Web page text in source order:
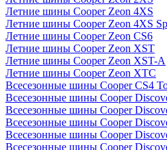
Летние шины Cooper Zeon 4XS
Летние шины Cooper Zeon 4XS
Летние шины Cooper Zeon CS6
Летние шины Cooper Zeon XST
Летние шины Cooper Zeon XST-A
Летние шины Cooper Zeon XTC
Всесезонные шины Cooper CS4
Всесезонные шины Cooper
Всесезонные шины Cooper
Всесезонные шины Cooper
Всесезонные шины Cooper
Всесезонные шины Cooper